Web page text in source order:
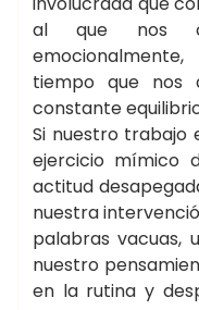
al que nos
tiempo que nos
constante
Si nuestro trabajo
ejercicio mímico
actitud
nuestra
palabras vacuas,
nuestro
en la rutina y